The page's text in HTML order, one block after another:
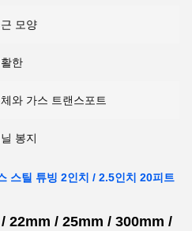
모양
한
와 가스 트랜스포트
봉지
스틸 튜빙 2인치 / 2.5인치 20피트
22mm / 25mm / 300mm /